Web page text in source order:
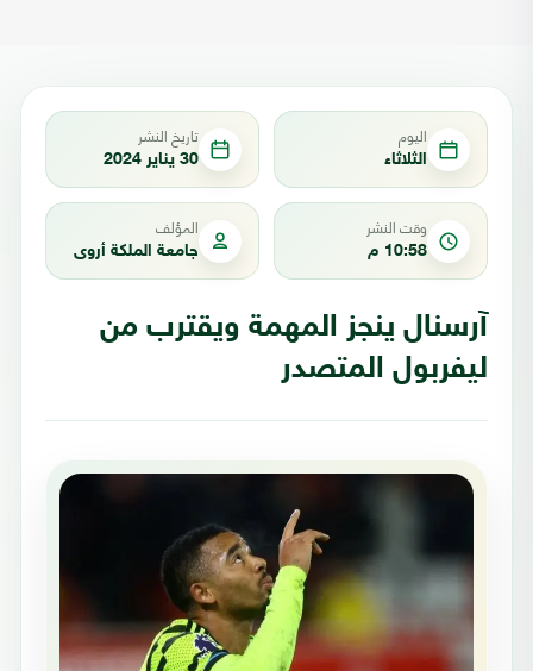
اليوم
الثلاثاء
تاريخ النشر
30 يناير 2024
وقت النشر
10:58 م
المؤلف
جامعة الملكة أروى
آرسنال ينجز المهمة ويقترب من
ليفربول المتصدر